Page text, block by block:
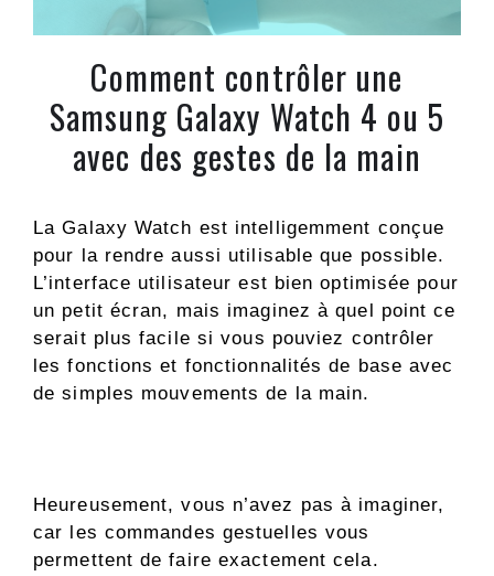
Comment contrôler une
Samsung Galaxy Watch 4 ou 5
avec des gestes de la main
La Galaxy Watch est intelligemment conçue
pour la rendre aussi utilisable que possible.
L’interface utilisateur est bien optimisée pour
un petit écran, mais imaginez à quel point ce
serait plus facile si vous pouviez contrôler
les fonctions et fonctionnalités de base avec
de simples mouvements de la main.
Heureusement, vous n’avez pas à imaginer,
car les commandes gestuelles vous
permettent de faire exactement cela.